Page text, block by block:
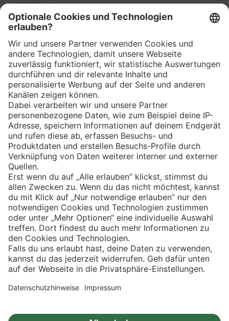
WhatsApp
App
Eishockey
Impressum
Privatsphäre-Einstellungen